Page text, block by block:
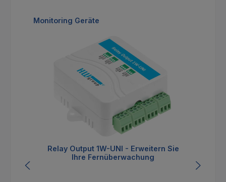
Produktgalerie überspringen
Monitoring Geräte
Relay Output 1W-UNI - Erweitern Sie
Ihre Fernüberwachung